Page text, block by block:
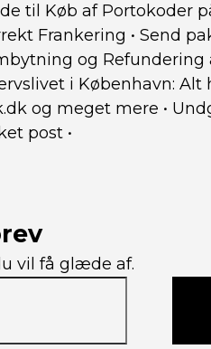
til Køb af Portokoder
Frankering • Send
og
i København: Alt
og meget mere •
post •
vil få glæde af.